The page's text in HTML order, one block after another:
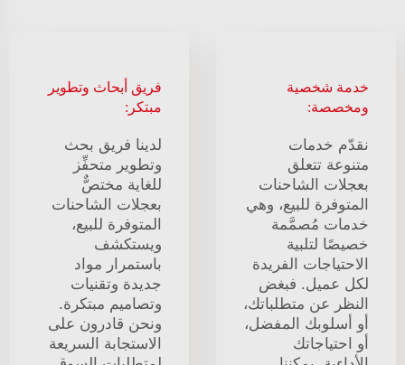
خدمة شخصية
ومخصصة:
نقدّم خدمات
متنوعة تتعلق
بعجلات الشاحنات
المتوفرة للبيع، وهي
خدمات مُصمَّمة
خصيصًا لتلبية
الاحتياجات الفريدة
لكل عميل. فبغض
النظر عن متطلباتك،
أو أسلوبك المفضل،
أو احتياجاتك
فريق أبحاث وتطوير
مبتكر:
لدينا فريق بحث
وتطوير متحفِّز
للغاية مختصٌّ
بعجلات الشاحنات
المتوفرة للبيع،
ويستكشف
باستمرار مواد
جديدة وتقنيات
وتصاميم مبتكرة.
ونحن قادرون على
الاستجابة السريعة